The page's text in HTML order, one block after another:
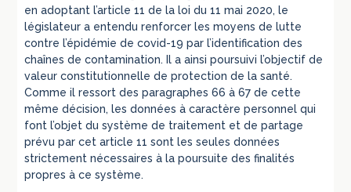
en adoptant l’article 11 de la loi du 11 mai 2020, le
législateur a entendu renforcer les moyens de lutte
contre l’épidémie de covid-19 par l’identification des
chaînes de contamination. Il a ainsi poursuivi l’objectif de
valeur constitutionnelle de protection de la santé.
Comme il ressort des paragraphes 66 à 67 de cette
même décision, les données à caractère personnel qui
font l’objet du système de traitement et de partage
prévu par cet article 11 sont les seules données
strictement nécessaires à la poursuite des finalités
propres à ce système.